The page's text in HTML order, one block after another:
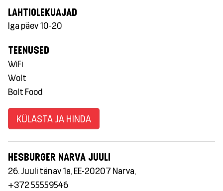
LAHTIOLEKUAJAD
Iga päev 10-20
TEENUSED
WiFi
Wolt
Bolt Food
KÜLASTA JA HINDA
HESBURGER NARVA JUULI
26. Juuli tänav 1a, EE-20207 Narva,
+372 55559546